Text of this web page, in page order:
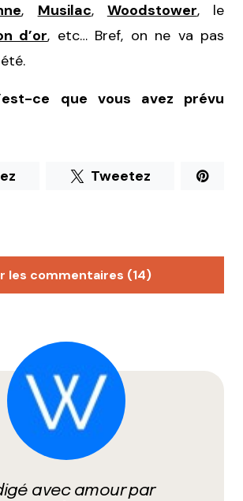
, Musilac, Woodstower, le
d’or, etc… Bref, on ne va pas
ce que vous avez prévu
Tweetez
les commentaires (14)
45 min
avec amour par